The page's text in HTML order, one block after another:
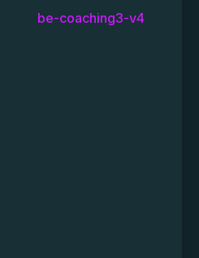
be-coaching3-v4